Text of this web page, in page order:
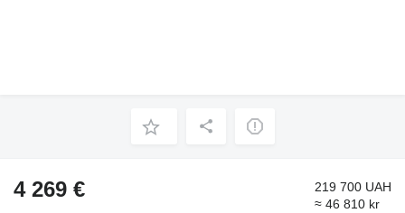
4 269 €
219 700 UAH
≈ 46 810 kr